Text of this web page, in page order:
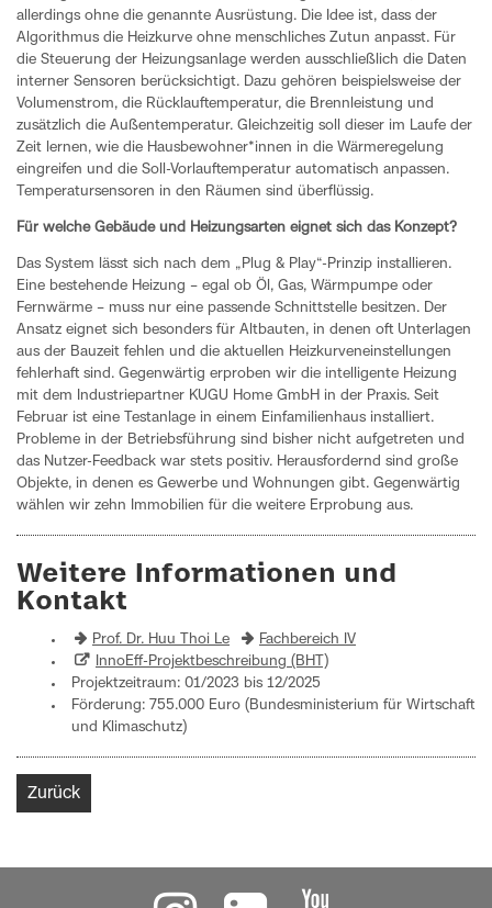
allerdings ohne die genannte Ausrüstung. Die Idee ist, dass der
Algorithmus die Heizkurve ohne menschliches Zutun anpasst. Für
die Steuerung der Heizungsanlage werden ausschließlich die Daten
interner Sensoren berücksichtigt. Dazu gehören beispielsweise der
Volumenstrom, die Rücklauftemperatur, die Brennleistung und
zusätzlich die Außentemperatur. Gleichzeitig soll dieser im Laufe der
Zeit lernen, wie die Hausbewohner*innen in die Wärmeregelung
eingreifen und die Soll-Vorlauftemperatur automatisch anpassen.
Temperatursensoren in den Räumen sind überflüssig.
Für welche Gebäude und Heizungsarten eignet sich das Konzept?
Das System lässt sich nach dem „Plug & Play“-Prinzip installieren.
Eine bestehende Heizung – egal ob Öl, Gas, Wärmpumpe oder
Fernwärme – muss nur eine passende Schnittstelle besitzen. Der
Ansatz eignet sich besonders für Altbauten, in denen oft Unterlagen
aus der Bauzeit fehlen und die aktuellen Heizkurveneinstellungen
fehlerhaft sind. Gegenwärtig erproben wir die intelligente Heizung
mit dem Industriepartner KUGU Home GmbH in der Praxis. Seit
Februar ist eine Testanlage in einem Einfamilienhaus installiert.
Probleme in der Betriebsführung sind bisher nicht aufgetreten und
das Nutzer-Feedback war stets positiv. Herausfordernd sind große
Objekte, in denen es Gewerbe und Wohnungen gibt. Gegenwärtig
wählen wir zehn Immobilien für die weitere Erprobung aus.
Weitere Informationen und
Kontakt
Prof. Dr. Huu Thoi Le
Fachbereich IV
InnoEff-Projektbeschreibung (BHT)
Projektzeitraum: 01/2023 bis 12/2025
Förderung: 755.000 Euro (Bundesministerium für Wirtschaft
und Klimaschutz)
Zurück